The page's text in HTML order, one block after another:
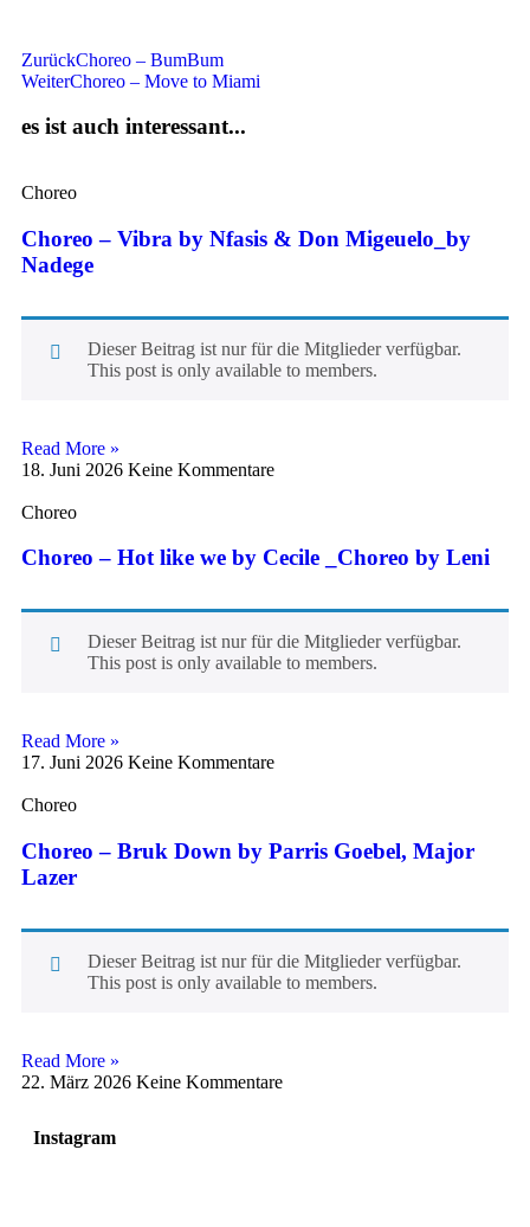
ZurückChoreo – BumBum
WeiterChoreo – Move to Miami
es ist auch interessant...
Choreo
Choreo – Vibra by Nfasis & Don Migeuelo_by
Nadege
Dieser Beitrag ist nur für die Mitglieder verfügbar.
This post is only available to members.
Read More »
18. Juni 2026 Keine Kommentare
Choreo
Choreo – Hot like we by Cecile _Choreo by Leni
Dieser Beitrag ist nur für die Mitglieder verfügbar.
This post is only available to members.
Read More »
17. Juni 2026 Keine Kommentare
Choreo
Choreo – Bruk Down by Parris Goebel, Major
Lazer
Dieser Beitrag ist nur für die Mitglieder verfügbar.
This post is only available to members.
Read More »
22. März 2026 Keine Kommentare
Instagram